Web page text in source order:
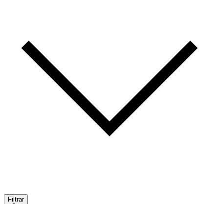
Filtrar